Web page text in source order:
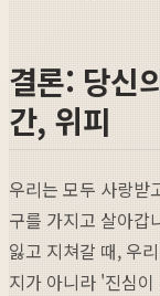
결론: 당신
간, 위피
우리는 모두 사랑받
구를 가지고 살아갑
잃고 지쳐갈 때, 우
지가 아니라 '진심